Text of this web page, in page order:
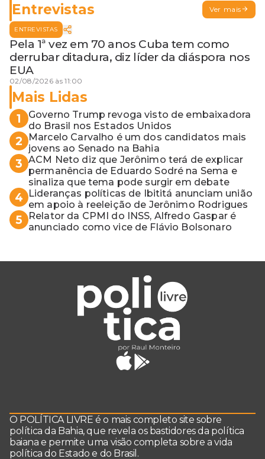
Entrevistas Ver mais
ENTREVISTAS
Pela 1ª vez em 70 anos Cuba tem como
derrubar ditadura, diz líder da diáspora nos
EUA
02/08/2026 às 11:00
Mais Lidas
1
Governo Trump revoga visto de embaixadora
do Brasil nos Estados Unidos
2
Marcelo Carvalho é um dos candidatos mais
jovens ao Senado na Bahia
3 ACM Neto diz que Jerônimo terá de explicar
permanência de Eduardo Sodré na Sema e
sinaliza que tema pode surgir em debate
4
Lideranças políticas de Ibititá anunciam união
em apoio à reeleição de Jerônimo Rodrigues
5
Relator da CPMI do INSS, Alfredo Gaspar é
anunciado como vice de Flávio Bolsonaro
O POLÍTICA LIVRE é o mais completo site sobre
política da Bahia, que revela os bastidores da política
baiana e permite uma visão completa sobre a vida
política do Estado e do Brasil.